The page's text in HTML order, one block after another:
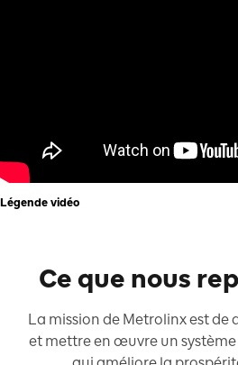
Légende vidéo
Ce que nous
La mission de Metrolinx est de
et mettre en œuvre un